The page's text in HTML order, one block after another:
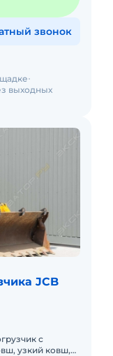
звонок
выходных
JCB
с
узкий ковш,